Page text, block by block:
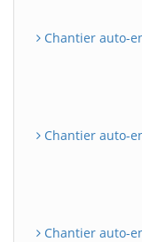
Chantier auto-
Chantier auto-
Chantier auto-